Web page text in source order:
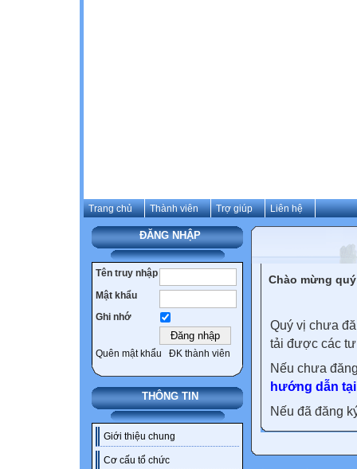
Trang chủ Thành viên Trợ giúp Liên hệ
ĐĂNG NHẬP
Tên truy nhập
Mật khẩu
Ghi nhớ
Quên mật khẩu ĐK thành viên
THÔNG TIN
Giới thiệu chung
Cơ cấu tổ chức
Chào mừng
Quý vị chưa
tải được các
Nếu chưa
hướng dẫn
Nếu đã đăng